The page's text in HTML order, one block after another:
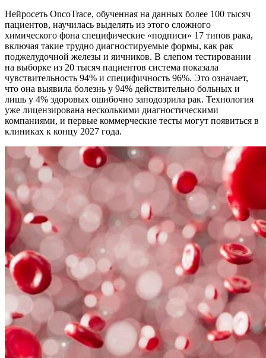
Нейросеть OncoTrace, обученная на данных более 100 тысяч
пациентов, научилась выделять из этого сложного
химического фона специфические «подписи» 17 типов рака,
включая такие трудно диагностируемые формы, как рак
поджелудочной железы и яичников. В слепом тестировании
на выборке из 20 тысяч пациентов система показала
чувствительность 94% и специфичность 96%. Это означает,
что она выявила болезнь у 94% действительно больных и
лишь у 4% здоровых ошибочно заподозрила рак. Технология
уже лицензирована несколькими диагностическими
компаниями, и первые коммерческие тесты могут появиться в
клиниках к концу 2027 года.